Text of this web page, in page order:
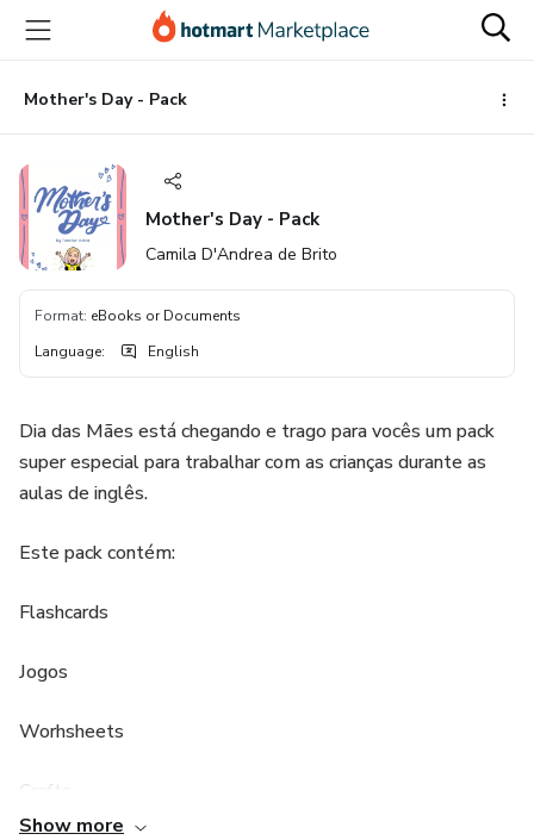
main
content
Mother's Day - Pack
Mother's Day - Pack
Camila D'Andrea de Brito
Format: eBooks or Documents
Language: English
Dia das Mães está chegando e trago para vocês um pack
super especial para trabalhar com as crianças durante as
aulas de inglês.
Este pack contém:
Flashcards
Jogos
Worhsheets
Crafts
Show more